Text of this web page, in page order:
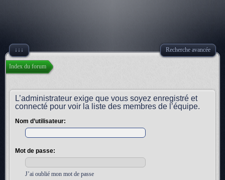
↓↓↓ Recherche avancée
Index du forum
L’administrateur exige que vous soyez enregistré et
connecté pour voir la liste des membres de l’équipe.
Nom d’utilisateur:
Mot de passe:
J’ai oublié mon mot de passe